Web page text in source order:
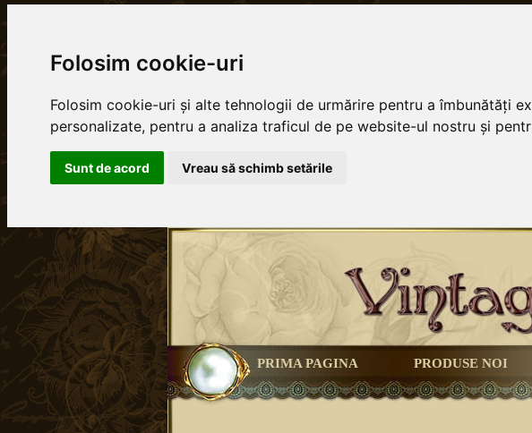
Folosim cookie-uri
Folosim cookie-uri și alte tehnologii de urmărire pentru a îmbunătăți
personalizate, pentru a analiza traficul de pe website-ul nostru și
Sunt de acord Vreau să schimb setările
PRIMA PAGINA PRODUSE NOI